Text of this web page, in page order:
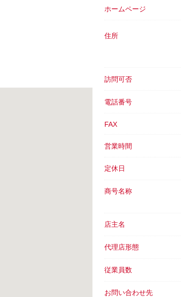
ホームページ
住所
訪問可否
電話番号
FAX
営業時間
定休日
商号名称
店主名
代理店形態
従業員数
お問い合わせ先